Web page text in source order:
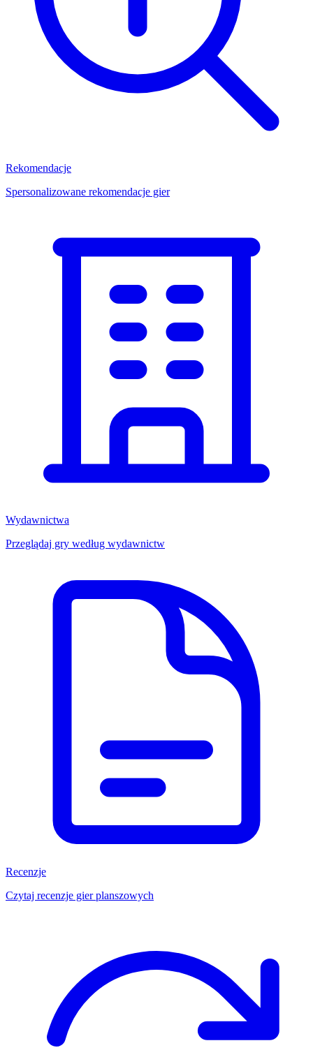
Rekomendacje
Spersonalizowane rekomendacje gier
Wydawnictwa
Przeglądaj gry według wydawnictw
Recenzje
Czytaj recenzje gier planszowych